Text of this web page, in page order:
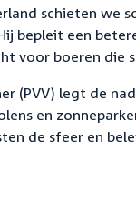
schieten we
bepleit een
voor boeren die
(PVV) legt de
en
de sfeer en